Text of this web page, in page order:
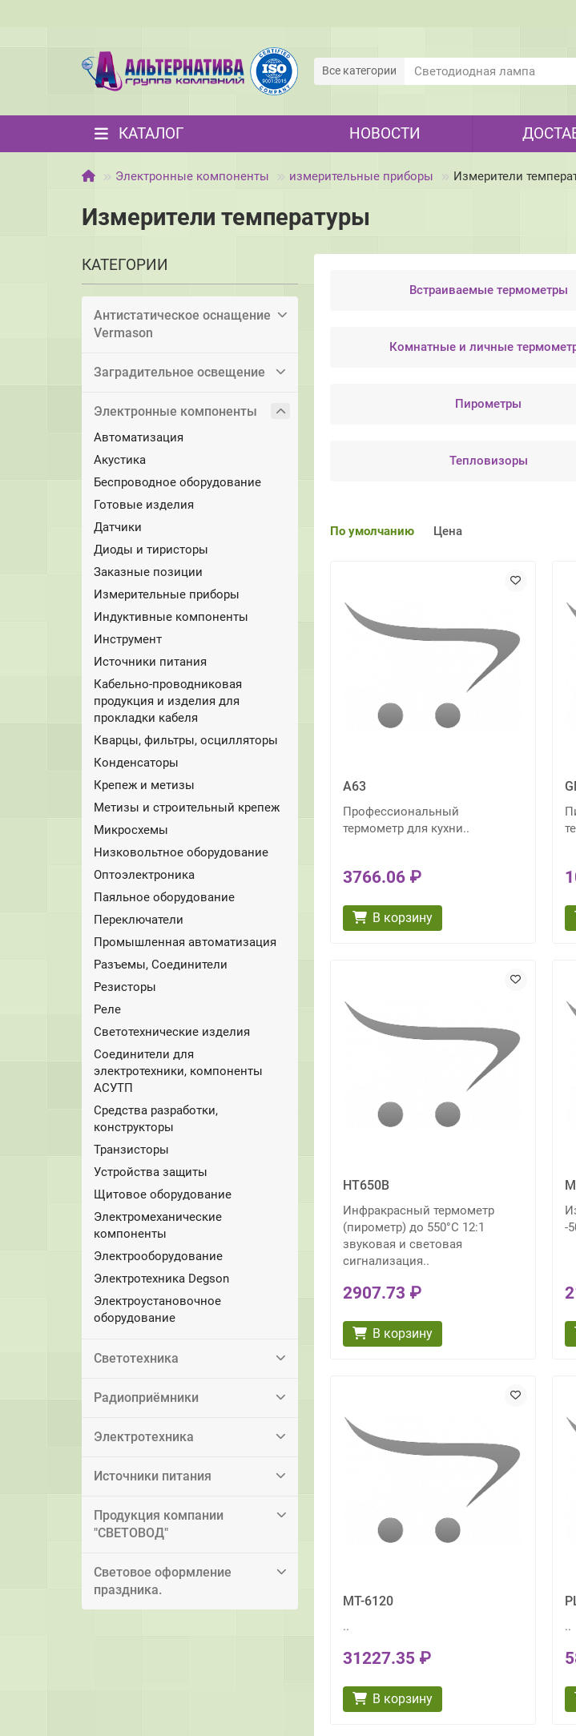
Все категории
КАТАЛОГ НОВОСТИ
Электронные компоненты измерительные приборы Измерители
Измерители температуры
КАТЕГОРИИ
Антистатическое оснащение
Vermason
Заградительное освещение
Электронные компоненты
Автоматизация
Акустика
Беспроводное оборудование
Готовые изделия
Датчики
Диоды и тиристоры
Заказные позиции
Измерительные приборы
Индуктивные компоненты
Инструмент
Источники питания
Кабельно-проводниковая
продукция и изделия для
прокладки кабеля
Кварцы, фильтры, осцилляторы
Конденсаторы
Крепеж и метизы
Метизы и строительный крепеж
Микросхемы
Низковольтное оборудование
Оптоэлектроника
Паяльное оборудование
Переключатели
Промышленная автоматизация
Разъемы, Соединители
Резисторы
Реле
Светотехнические изделия
Соединители для
электротехники, компоненты
АСУТП
Средства разработки,
конструкторы
Транзисторы
Устройства защиты
Щитовое оборудование
Электромеханические
компоненты
Электрооборудование
Электротехника Degson
Электроустановочное
оборудование
Светотехника
Радиоприёмники
Электротехника
Источники питания
Продукция компании
"СВЕТОВОД"
Световое оформление
праздника.
Встраиваемые термометры
Комнатные и личные
Пирометры
Тепловизоры
По умолчанию Цена
A63
Профессиональный
термометр для кухни..
3766.06 ₽
В корзину
HT650B
Инфракрасный термометр
(пирометр) до 550°С 12:1
звуковая и световая
сигнализация..
2907.73 ₽
В корзину
-
MT-6120
..
31227.35 ₽
В корзину
..